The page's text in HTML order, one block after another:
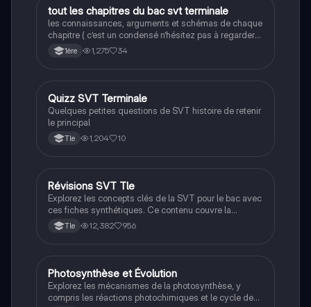
géologie. Type : résumé visuel.
SVT
tout les chapitres du bac svt terminale
les connaissances, arguments et schémas de chaque
chapitre ( c’est un condensé n’hésitez pas à regarder
vos cours et faire des annales)
1ère 1,275 34
QSVT
Quizz SVT Terminale
Quelques petites questions de SVT histoire de retenir
le principal
Tle 1,204 10
SVT
Révisions SVT Tle
Explorez les concepts clés de la SVT pour le bac avec
ces fiches synthétiques. Ce contenu couvre la
génétique, la reproduction, le système nerveux, la
photosynthèse, et bien plus encore. Idéal pour une
Tle 12,382 956
SVT
Photosynthèse et Évolution
Explorez les mécanismes de la photosynthèse, y
compris les réactions photochimiques et le cycle de